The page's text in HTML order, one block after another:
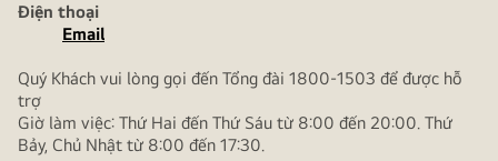
Điện thoại
Email
Quý Khách vui lòng gọi đến Tổng đài 1800-1503 để được hỗ
trợ
Giờ làm việc: Thứ Hai đến Thứ Sáu từ 8:00 đến 20:00. Thứ
Bảy, Chủ Nhật từ 8:00 đến 17:30.